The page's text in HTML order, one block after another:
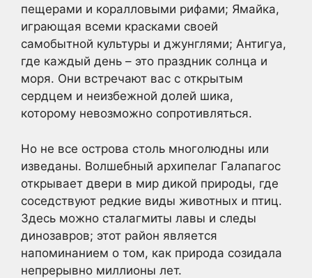
пещерами и коралловыми рифами; Ямайка,
играющая всеми красками своей
самобытной культуры и джунглями; Антигуа,
где каждый день – это праздник солнца и
моря. Они встречают вас с открытым
сердцем и неизбежной долей шика,
которому невозможно сопротивляться.
Но не все острова столь многолюдны или
изведаны. Волшебный архипелаг Галапагос
открывает двери в мир дикой природы, где
соседствуют редкие виды животных и птиц.
Здесь можно сталагмиты лавы и следы
динозавров; этот район является
напоминанием о том, как природа созидала
непрерывно миллионы лет.